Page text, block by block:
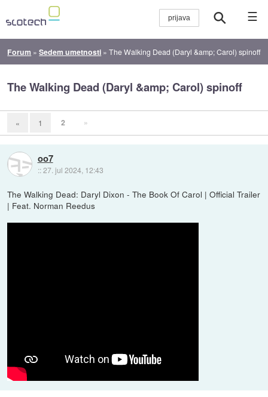
☰
Forum »Sedem umetnosti »The Walking Dead (Daryl &amp; Carol) spinoff
The Walking Dead (Daryl &amp; Carol) spinoff
« 1 2 »
oo7
::27. jul 2024, 12:43
The Walking Dead: Daryl Dixon - The Book Of Carol | Official Trailer
| Feat. Norman Reedus